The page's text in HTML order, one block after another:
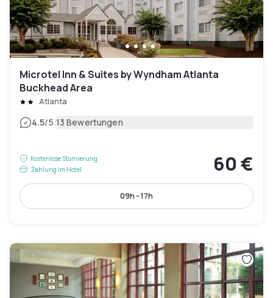
Microtel Inn & Suites by Wyndham Atlanta
Buckhead Area
Atlanta
4.5/5|13 Bewertungen
Kostenlose Stornierung
Zahlung im Hotel
60 €
09h - 17h